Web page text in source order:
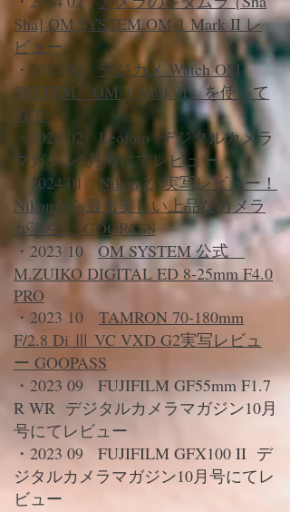
Sha] OM SYSTEM OM-1 Mark II レ
ビュー
・2024 02 デジカメ Watch OM
SYSTEM「OM-1 Mark II」を使って
みて
・2024 02Leofoto デジタルカメラ
マガジン3月号にてレビュー
・2024 01 Nikon Z f実写レビュー！
Nikonから最も美しい上品なカメラ
が誕生。
GOOPASS
・2023 10OM SYSTEM 公式
M.ZUIKO DIGITAL ED 8-25mm F4.0
PRO
・2023 10 TAMRON 70-180mm
F/2.8 Di Ⅲ VC VXD G2実写レビュ
ー GOOPASS
・2023 09 FUJIFILM GF55mmF1.7
R WR デジタルカメラマガジン10月
号にてレビュー
・2023 09 FUJIFILM GFX100 II デ
ジタルカメラマガジン10月号にてレ
ビュー